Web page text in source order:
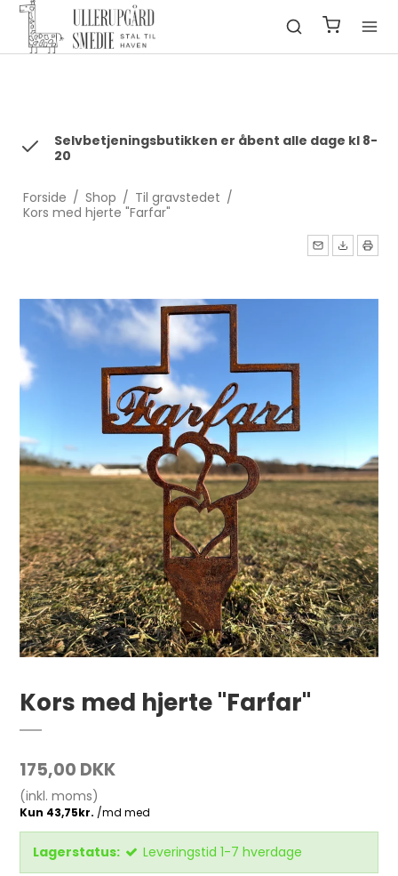
fbq('init', '1322550991547406', { em: 'email@email.com', //
Values will be hashed automatically by the pixel using SHA-256
ph: '1234567890', ... });
Selvbetjeningsbutikken er åbent alle dage kl 8-
20
Forside / Shop / Til gravstedet /
Kors med hjerte "Farfar"
Kors med hjerte "Farfar"
175,00 DKK
(inkl. moms)
Lagerstatus: Leveringstid 1-7 hverdage